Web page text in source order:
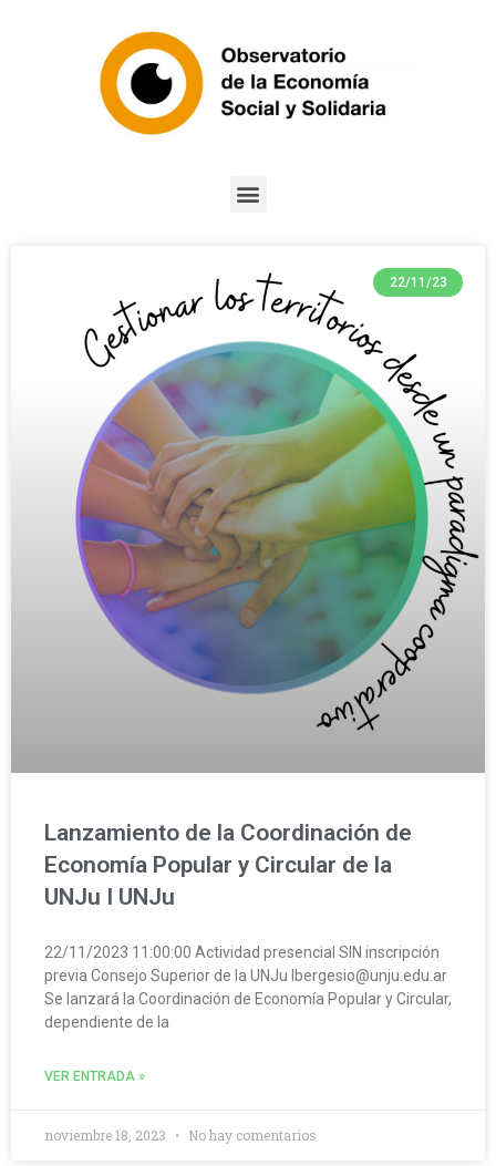
22/11/23
Lanzamiento de la Coordinación de
Economía Popular y Circular de la
UNJu I UNJu
22/11/2023 11:00:00 Actividad presencial SIN inscripción
previa Consejo Superior de la UNJu lbergesio@unju.edu.ar
Se lanzará la Coordinación de Economía Popular y Circular,
dependiente de la
VER ENTRADA »
noviembre 18, 2023 No hay comentarios